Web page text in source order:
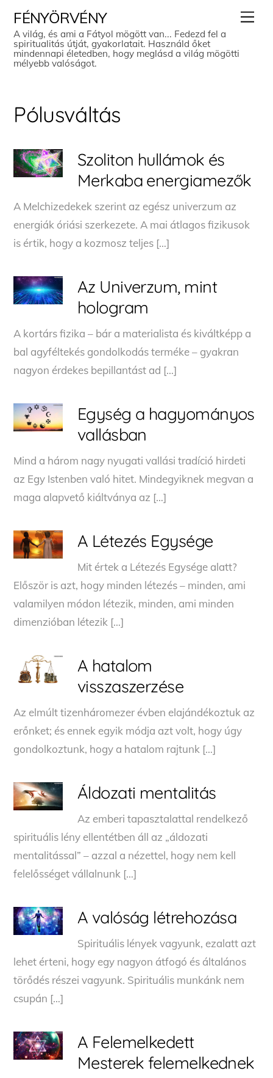
content
FÉNYÖRVÉNY
A világ, és ami a Fátyol mögött van... Fedezd fel a
spiritualitás útját, gyakorlatait. Használd őket
mindennapi életedben, hogy meglásd a világ mögötti
mélyebb valóságot.
Pólusváltás
Szoliton hullámok és
Merkaba energiamezők
A Melchizedekek szerint az egész univerzum az
energiák óriási szerkezete. A mai átlagos fizikusok
is értik, hogy a kozmosz teljes […]
Az Univerzum, mint
hologram
A kortárs fizika – bár a materialista és kiváltképp a
bal agyféltekés gondolkodás terméke – gyakran
nagyon érdekes bepillantást ad […]
Egység a hagyományos
vallásban
Mind a három nagy nyugati vallási tradíció hirdeti
az Egy Istenben való hitet. Mindegyiknek megvan a
maga alapvető kiáltványa az […]
A Létezés Egysége
Mit értek a Létezés Egysége alatt?
Először is azt, hogy minden létezés – minden, ami
valamilyen módon létezik, minden, ami minden
dimenzióban létezik […]
A hatalom
visszaszerzése
Az elmúlt tizenháromezer évben elajándékoztuk az
erőnket; és ennek egyik módja azt volt, hogy úgy
gondolkoztunk, hogy a hatalom rajtunk […]
Áldozati mentalitás
Az emberi tapasztalattal rendelkező
spirituális lény ellentétben áll az „áldozati
mentalitással” – azzal a nézettel, hogy nem kell
felelősséget vállalnunk […]
A valóság létrehozása
Spirituális lények vagyunk, ezalatt azt
lehet érteni, hogy egy nagyon átfogó és általános
törődés részei vagyunk. Spirituális munkánk nem
csupán […]
A Felemelkedett
Mesterek felemelkednek